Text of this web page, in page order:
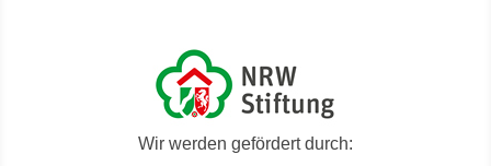
Wir werden gefördert durch: